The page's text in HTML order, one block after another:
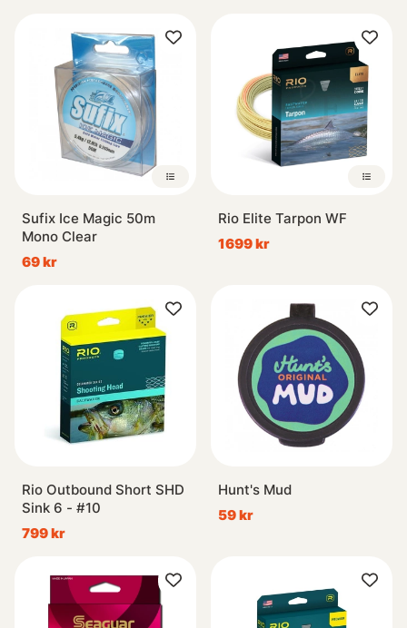
Sufix Ice Magic 50m
Mono Clear
69 kr
Rio Elite Tarpon WF
1699 kr
Rio Outbound Short SHD
Sink 6 - #10
799 kr
Hunt's Mud
59 kr